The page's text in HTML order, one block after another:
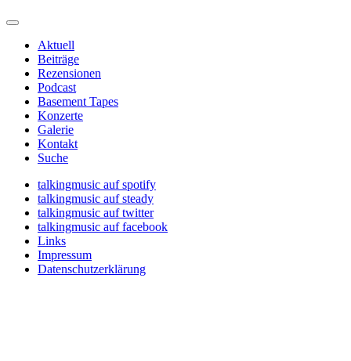
Aktuell
Beiträge
Rezensionen
Podcast
Basement Tapes
Konzerte
Galerie
Kontakt
Suche
talkingmusic auf spotify
talkingmusic auf steady
talkingmusic auf twitter
talkingmusic auf facebook
Links
Impressum
Datenschutzerklärung